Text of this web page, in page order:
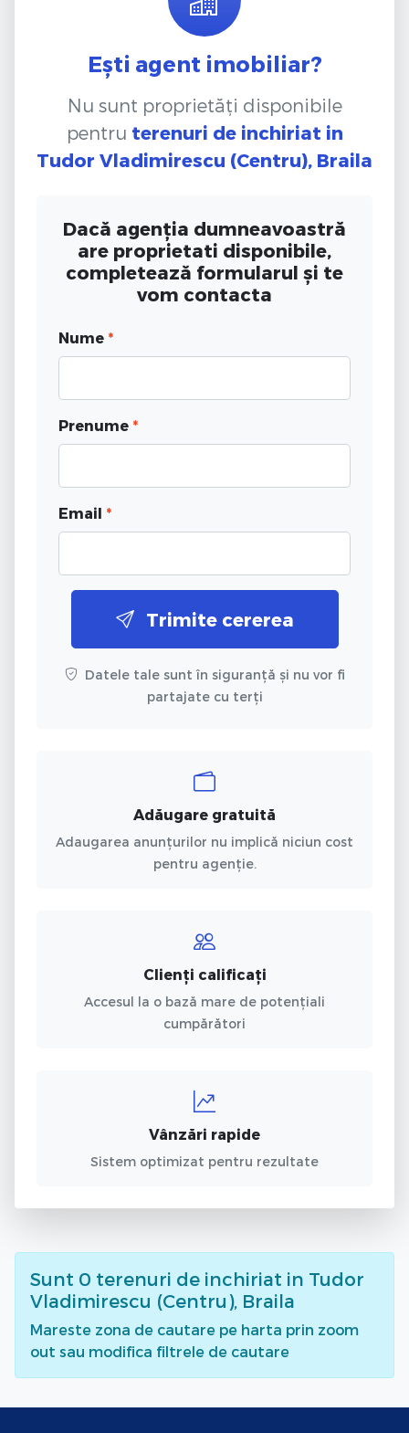
Ești agent imobiliar?
Nu sunt proprietăți disponibile
pentru terenuri de inchiriat in
Tudor Vladimirescu (Centru), Braila
Dacă agenția dumneavoastră
are proprietati disponibile,
completează formularul și te
vom contacta
Nume *
Prenume *
Email *
Trimite cererea
Datele tale sunt în siguranță și nu vor fi
partajate cu terți
Adăugare gratuită
Adaugarea anunțurilor nu implică niciun cost
pentru agenție.
Clienți calificați
Accesul la o bază mare de potențiali
cumpărători
Vânzări rapide
Sistem optimizat pentru rezultate
Sunt 0 terenuri de inchiriat in Tudor
Vladimirescu (Centru), Braila
Mareste zona de cautare pe harta prin zoom
out sau modifica filtrele de cautare